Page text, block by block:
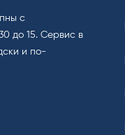
с
до 15. Cервис в
и по-